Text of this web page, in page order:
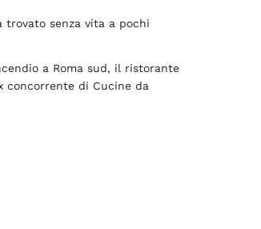
trovato senza vita a pochi
a Roma sud, il ristorante
concorrente di Cucine da